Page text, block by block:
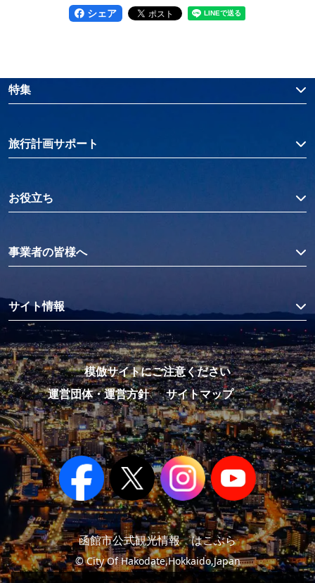
シェア
特集
旅行計画サポート
お役立ち
事業者の皆様へ
サイト情報
模倣サイトにご注意ください
運営団体・運営方針
サイトマップ
函館市公式観光情報 はこぶら
© City Of Hakodate,Hokkaido,Japan